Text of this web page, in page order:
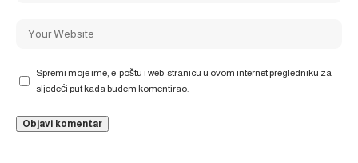
Spremi moje ime, e-poštu i web-stranicu u ovom internet pregledniku za
sljedeći put kada budem komentirao.